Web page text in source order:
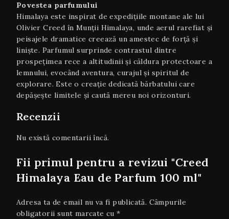
Povestea parfumului
Himalaya este inspirat de expedițiile montane ale lui
Olivier Creed în Munții Himalaya, unde aerul rarefiat și
peisajele dramatice creează un amestec de forță și
liniște. Parfumul surprinde contrastul dintre
prospețimea rece a altitudinii și căldura protectoare a
lemnului, evocând aventura, curajul și spiritul de
explorare. Este o creație dedicată bărbatului care
depășește limitele și caută mereu noi orizonturi.
Recenzii
Nu există comentarii încă.
Fii primul pentru a revizui "Creed
Himalaya Eau de Parfum 100 ml"
Adresa ta de email nu va fi publicată. Câmpurile
obligatorii sunt marcate cu*